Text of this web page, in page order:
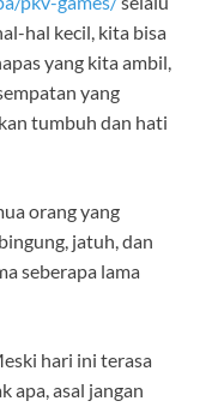
hal kecil, kita bisa
yang kita ambil,
yang
tumbuh dan hati
orang yang
jatuh, dan
seberapa lama
hari ini terasa
apa, asal jangan